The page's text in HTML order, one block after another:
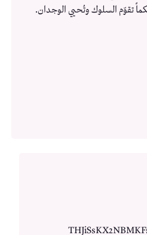
تقوّم السلوك وتُحيي الوجدان.